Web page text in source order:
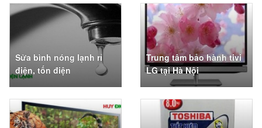
Sửa bình nóng lạnh rỉ
điện, tốn điện
Trung tâm bảo hành tivi
LG tại Hà Nội